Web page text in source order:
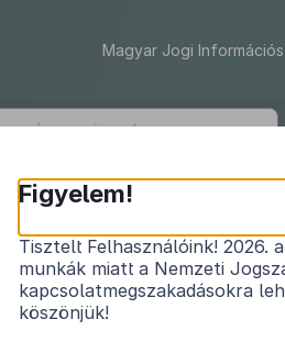
Magyar Jogi
63/
a Borsod-Abaúj-Zemplén
objektum beruházással
jelentőségű üggyé
Figyelem!
Tisztelt Felhasználóink! 2026.
munkák miatt a Nemzeti
kapcsolatmegszakadásokra
köszönjük!